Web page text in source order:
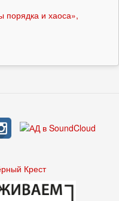
и хаоса»,